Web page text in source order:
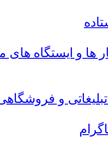
ها و ایستگاه های
و